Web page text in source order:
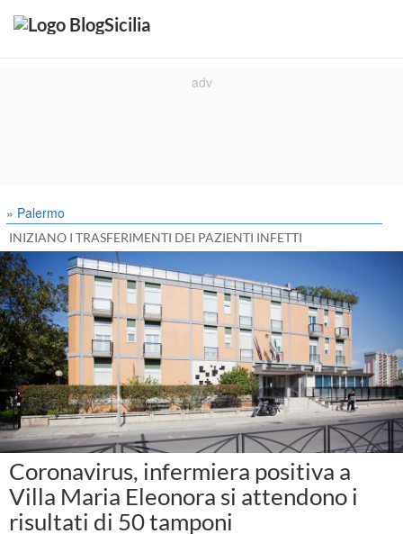
» Palermo
INIZIANO I TRASFERIMENTI DEI PAZIENTI INFETTI
Coronavirus, infermiera positiva a
Villa Maria Eleonora si attendono i
risultati di 50 tamponi